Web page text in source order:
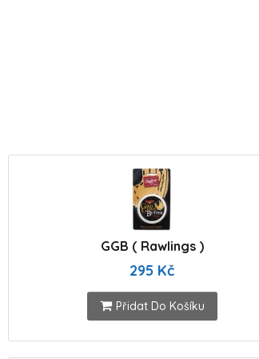
GGB ( Rawlings )
295 Kč
Přidat Do Košíku